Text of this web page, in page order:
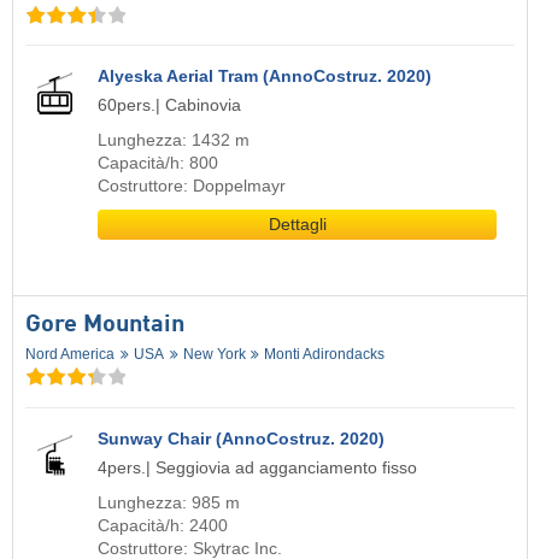
Alyeska Aerial Tram (AnnoCostruz. 2020)
60pers.| Cabinovia
Lunghezza: 1432 m
Capacità/h: 800
Costruttore: Doppelmayr
Dettagli
Gore Mountain
Nord America USA New York Monti Adirondacks
Sunway Chair (AnnoCostruz. 2020)
4pers.| Seggiovia ad agganciamento fisso
Lunghezza: 985 m
Capacità/h: 2400
Costruttore: Skytrac Inc.